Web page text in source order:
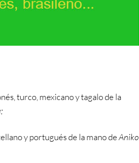
turco, mexicano y tagalo de la
y portugués de la mano deAniko